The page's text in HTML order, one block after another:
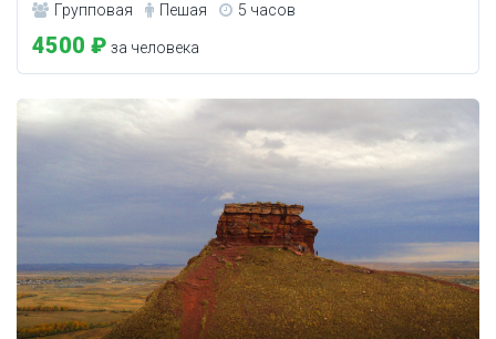
Групповая Пешая 5 часов
4500 ₽ за человека